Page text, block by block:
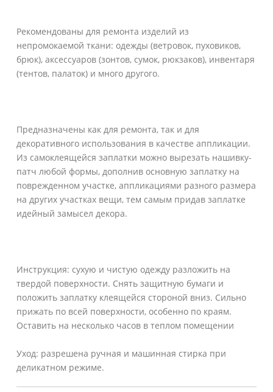
Рекомендованы для ремонта изделий из
непромокаемой ткани: одежды (ветровок, пуховиков,
брюк), аксессуаров (зонтов, сумок, рюкзаков), инвентаря
(тентов, палаток) и много другого.
Предназначены как для ремонта, так и для
декоративного использования в качестве аппликации.
Из самоклеящейся заплатки можно вырезать нашивку-
патч любой формы, дополнив основную заплатку на
поврежденном участке, аппликациями разного размера
на других участках вещи, тем самым придав заплатке
идейный замысел декора.
Инструкция: сухую и чистую одежду разложить на
твердой поверхности. Снять защитную бумаги и
положить заплатку клеящейся стороной вниз. Сильно
прижать по всей поверхности, особенно по краям.
Оставить на несколько часов в теплом помещении
Уход: разрешена ручная и машинная стирка при
деликатном режиме.